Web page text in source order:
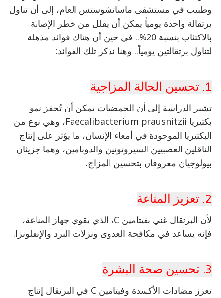
وطبيب في مستشفى ماساتشوستس العام، إلى أن تناول
برتقالة واحدة يومياً يمكن أن يقلل من خطر الإصابة
بالاكتئاب بنسبة 20%.. في حين أن هناك فوائد مذهلة
لتناول برتقالتين يومياً.. وهنا نذكر تلك الفوائد:
1. تحسين الحالة المزاجية
تشير الدراسة إلى أن الحمضيات يمكن أن تُحفز نمو
بكتيريا Faecalibacterium prausnitzii، وهي نوع من
البكتيريا الموجودة في أمعاء الإنسان، ما يؤثر على إنتاج
الناقلين العصبيين السيروتونين والدوبامين، وهما جزيئان
بيولوجيان معروفان بتحسين المزاج.
2. تعزيز المناعة
لأن البرتقال غني بفيتامين C، الذي يقوي جهاز المناعة،
فإنه يساعد في مكافحة العدوى ونزلات البرد والإنفلونزا.
3. تحسين صحة البشرة
تعزز مضادات الأكسدة وفيتامين C في البرتقال إنتاج